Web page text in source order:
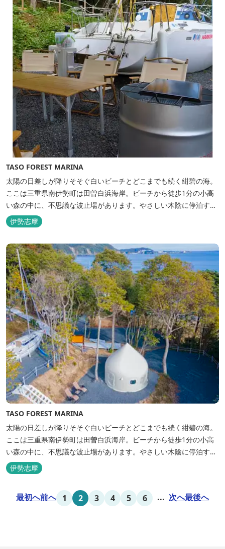
ラックスする...
TASO FOREST MARINA
太陽の日差しが降りそそぐ白いビーチとどこまでも続く紺碧の海。
ここは三重県南伊勢町は田曽白浜海岸。ビーチから徒歩1分の小高
い森の中に、不思議な波止場があります。やさしい木陰に停泊する
のは3艇のヨット。日本初の森のマリーナです。 航海の気分高まる
インテリアは見た目からは想像できないほど広く、くつろぎの空
間。夏場でもエアコン完備で快適にお過ごしいただけます。甲板の
上に寝転んで夜空を見上げれば...
伊勢志摩
TASO FOREST MARINA
太陽の日差しが降りそそぐ白いビーチとどこまでも続く紺碧の海。
ここは三重県南伊勢町は田曽白浜海岸。ビーチから徒歩1分の小高
い森の中に、不思議な波止場があります。やさしい木陰に停泊する
のは3艇のヨット。日本初の森のマリーナです。 航海の気分高まる
インテリアは見た目からは想像できないほど広く、くつろぎの空
上に寝転んで夜空を見上げれば...
伊勢志摩
最初へ前へ 1 2 3 4 5 6 ... 次へ最後へ